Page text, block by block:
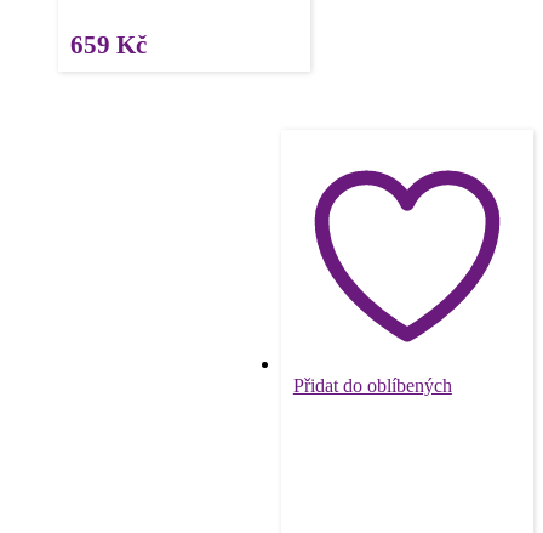
659 Kč
Přidat do oblíbených